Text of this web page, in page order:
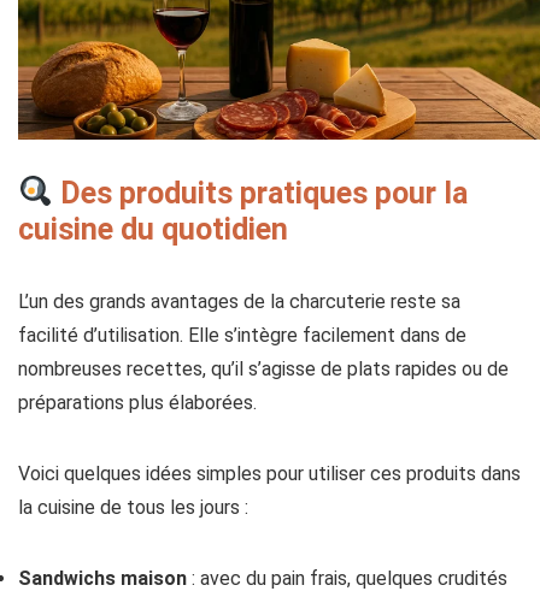
Des produits pratiques pour la
cuisine du quotidien
L’un des grands avantages de la charcuterie reste sa
facilité d’utilisation. Elle s’intègre facilement dans de
nombreuses recettes, qu’il s’agisse de plats rapides ou de
préparations plus élaborées.
Voici quelques idées simples pour utiliser ces produits dans
la cuisine de tous les jours :
Sandwichs maison : avec du pain frais, quelques crudités